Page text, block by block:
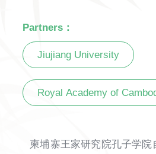
Partners：
Jiujiang University
Royal Academy of
柬埔寨王家研究院孔子学院